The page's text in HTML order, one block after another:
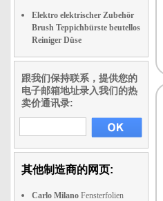
Elektro elektrischer Zubehör
Brush Teppichbürste beutellos
Reiniger Düse
跟我们保持联系，提供您的
电子邮箱地址录入我们的热
卖价通讯录:
其他制造商的网页:
Carlo Milano Fensterfolien